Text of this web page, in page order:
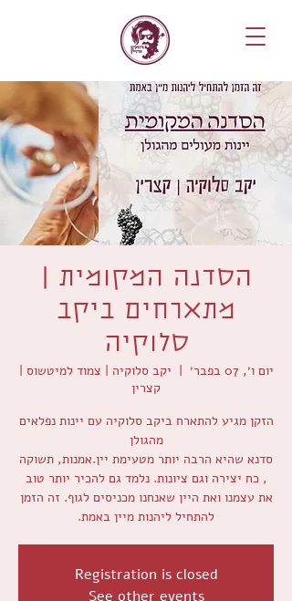
הסדנה המקומית |
מתארחים ביקב
סלוקיה
יום ו׳, 07 בפבר׳
  |
יקב סלוקיה | צמוד למיטשוס |
קצרין
הזקן מגיע להתארח ביקב סלוקיה עם יינות נפלאים
סדנא שהיא הרבה יותר מטעימת יין.אמנות, תשוקה
, כח יצירה וגם ציונות. נלמד גם להכיר יותר טוב
את עצמנו ואת היין שאנחנו מכניסים לגוף. זה הזמן
להתחיל ליהנות מיין באמת.
Registration is closed
See other events